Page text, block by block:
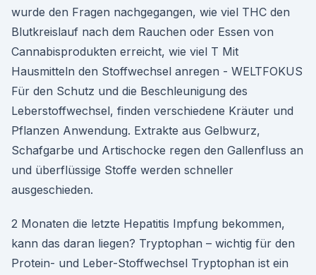
wurde den Fragen nachgegangen, wie viel THC den
Blutkreislauf nach dem Rauchen oder Essen von
Cannabisprodukten erreicht, wie viel T Mit
Hausmitteln den Stoffwechsel anregen - WELTFOKUS
Für den Schutz und die Beschleunigung des
Leberstoffwechsel, finden verschiedene Kräuter und
Pflanzen Anwendung. Extrakte aus Gelbwurz,
Schafgarbe und Artischocke regen den Gallenfluss an
und überflüssige Stoffe werden schneller
ausgeschieden.
2 Monaten die letzte Hepatitis Impfung bekommen,
kann das daran liegen? Tryptophan – wichtig für den
Protein- und Leber-Stoffwechsel Tryptophan ist ein